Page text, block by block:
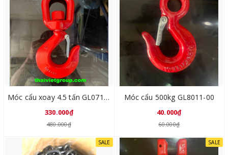
Móc cẩu xoay 4.5 tấn GL0711-06
330.000₫
480.000₫
Móc cẩu 500kg GL8011-00
40.000₫
60.000₫
SALE SALE